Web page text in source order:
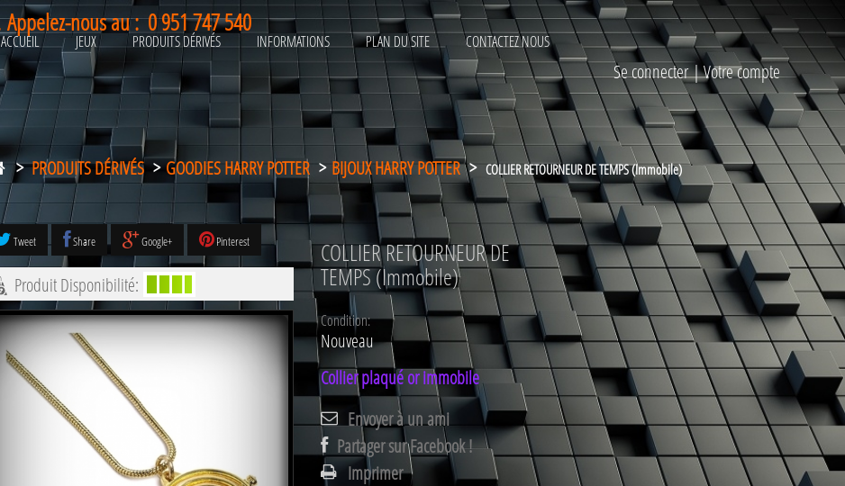
Appelez-nous au : 0 951 747 540
ACCUEIL JEUX PRODUITS DÉRIVÉS INFORMATIONS PLAN DU SITE CONTACTEZ NOUS
Se connecter|Votre compte
> PRODUITS DÉRIVÉS > GOODIES HARRY POTTER > BIJOUX HARRY POTTER > COLLIER RETOURNEUR DE TEMPS (Immobile)
Tweet Share Google+ Pinterest
Produit Disponibilité:
COLLIER RETOURNEUR DE
TEMPS (Immobile)
Condition:
Nouveau
Collier plaqué or immobile
Envoyer à un ami
Partager sur Facebook !
Imprimer